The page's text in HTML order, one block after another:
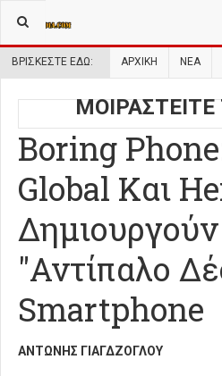
ΒΡΊΣΚΕΣΤΕ ΕΔΏ: ΑΡΧΙΚΉ ΝΕΑ
Boring
Global Και
"Αντίπαλο
Smartphone
ΑΝΤΏΝΗΣ ΓΙΑΓΔΖΌΓΛΟΥ